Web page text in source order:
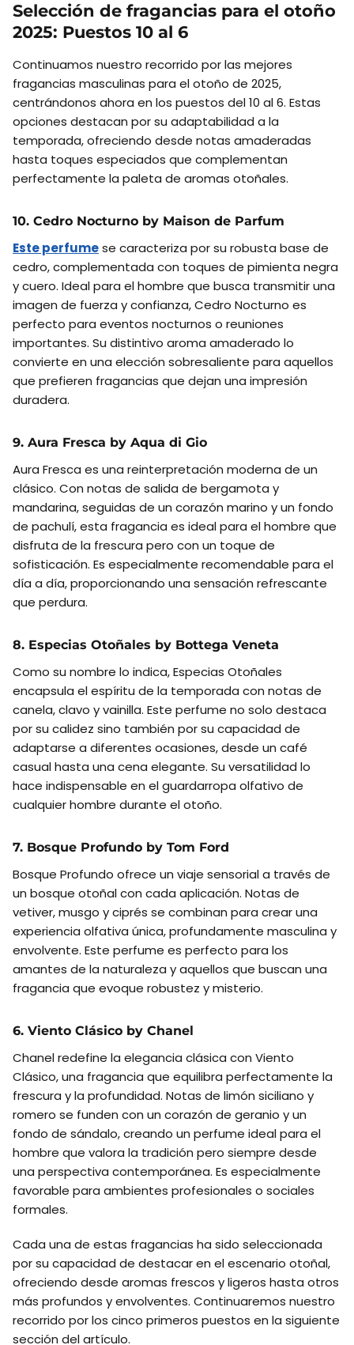
Selección de fragancias para el otoño
2025: Puestos 10 al 6
Continuamos nuestro recorrido por las mejores
fragancias masculinas para el otoño de 2025,
centrándonos ahora en los puestos del 10 al 6. Estas
opciones destacan por su adaptabilidad a la
temporada, ofreciendo desde notas amaderadas
hasta toques especiados que complementan
perfectamente la paleta de aromas otoñales.
10. Cedro Nocturno by Maison de Parfum
Este perfumese caracteriza por su robusta base de
cedro, complementada con toques de pimienta negra
y cuero. Ideal para el hombre que busca transmitir una
imagen de fuerza y confianza, Cedro Nocturno es
perfecto para eventos nocturnos o reuniones
importantes. Su distintivo aroma amaderado lo
convierte en una elección sobresaliente para aquellos
que prefieren fragancias que dejan una impresión
duradera.
9. Aura Fresca by Aqua di Gio
Aura Fresca es una reinterpretación moderna de un
clásico. Con notas de salida de bergamota y
mandarina, seguidas de un corazón marino y un fondo
de pachulí, esta fragancia es ideal para el hombre que
disfruta de la frescura pero con un toque de
sofisticación. Es especialmente recomendable para el
día a día, proporcionando una sensación refrescante
que perdura.
8. Especias Otoñales by Bottega Veneta
Como su nombre lo indica, Especias Otoñales
encapsula el espíritu de la temporada con notas de
canela, clavo y vainilla. Este perfume no solo destaca
por su calidez sino también por su capacidad de
adaptarse a diferentes ocasiones, desde un café
casual hasta una cena elegante. Su versatilidad lo
hace indispensable en el guardarropa olfativo de
cualquier hombre durante el otoño.
7. Bosque Profundo by Tom Ford
Bosque Profundo ofrece un viaje sensorial a través de
un bosque otoñal con cada aplicación. Notas de
vetiver, musgo y ciprés se combinan para crear una
experiencia olfativa única, profundamente masculina y
envolvente. Este perfume es perfecto para los
amantes de la naturaleza y aquellos que buscan una
fragancia que evoque robustez y misterio.
6. Viento Clásico by Chanel
Chanel redefine la elegancia clásica con Viento
Clásico, una fragancia que equilibra perfectamente la
frescura y la profundidad. Notas de limón siciliano y
romero se funden con un corazón de geranio y un
fondo de sándalo, creando un perfume ideal para el
hombre que valora la tradición pero siempre desde
una perspectiva contemporánea. Es especialmente
favorable para ambientes profesionales o sociales
formales.
Cada una de estas fragancias ha sido seleccionada
por su capacidad de destacar en el escenario otoñal,
ofreciendo desde aromas frescos y ligeros hasta otros
más profundos y envolventes. Continuaremos nuestro
recorrido por los cinco primeros puestos en la siguiente
sección del artículo.